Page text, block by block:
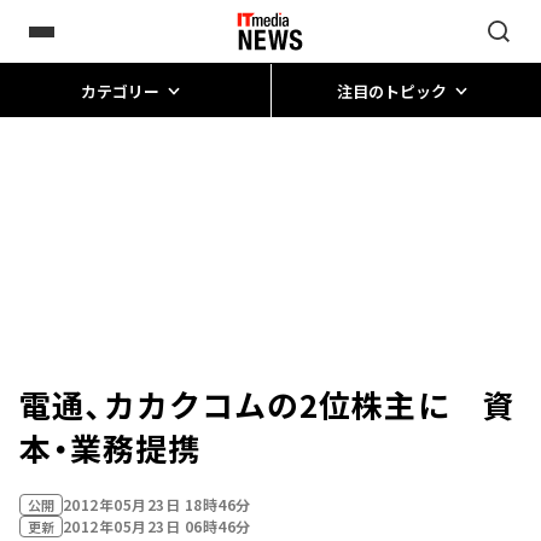
カテゴリー 注目のトピック
電通、カカクコムの2位株主に 資
本・業務提携
公開 2012年05月23日 18時46分
更新 2012年05月23日 06時46分